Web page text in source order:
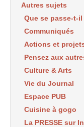
Autres sujets
Que se passe-t-
Communiqués
Actions et
Pensez aux
Culture & Arts
Vie du Journal
Espace PUB
Cuisine à gogo
La PRESSE sur